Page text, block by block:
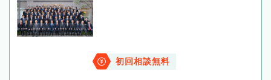
初回相談無料